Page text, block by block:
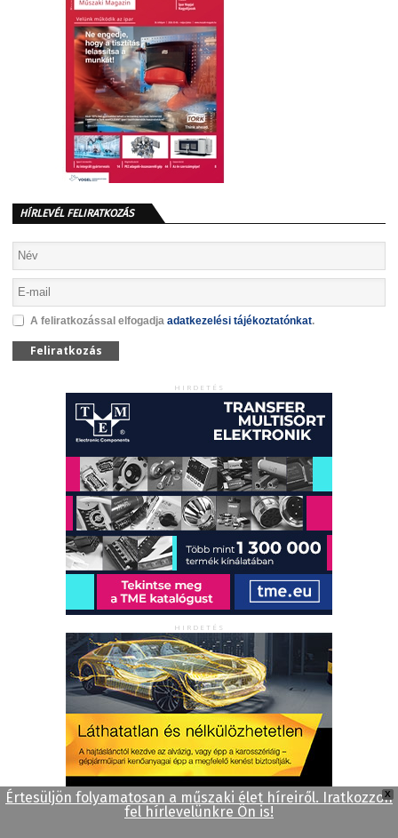
HÍRLEVÉL FELIRATKOZÁS
A feliratkozással elfogadja adatkezelési tájékoztatónkat.
Feliratkozás
HIRDETÉS
HIRDETÉS
X
Értesüljön folyamatosan a műszaki élet híreiről. Iratkozzon
fel hírlevelünkre Ön is!